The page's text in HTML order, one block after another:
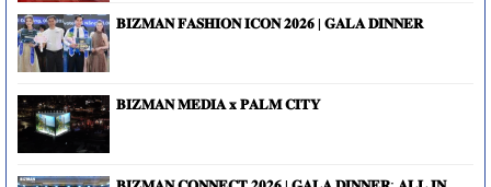
𝐁𝐈𝐙𝐌𝐀𝐍 𝐅𝐀𝐒𝐇𝐈𝐎𝐍 𝐈𝐂𝐎𝐍 𝟐𝟎𝟐𝟔 | 𝐆𝐀𝐋𝐀 𝐃𝐈𝐍𝐍𝐄𝐑
𝐁𝐈𝐙𝐌𝐀𝐍 𝐌𝐄𝐃𝐈𝐀 𝐱 𝐏𝐀𝐋𝐌 𝐂𝐈𝐓𝐘